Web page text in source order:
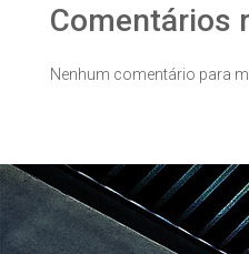
Comentários
Nenhum comentário para